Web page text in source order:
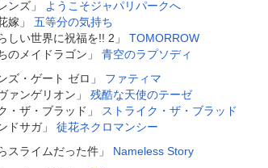
ンズ」
ようこそジャパリパークへ
嫁」 五等分の気持ち
しい世界に祝福を!! 2」 TOMORROW
のメイドラゴン」 青空のラプソディ
ズ・ゲート ゼロ」 ファティマ
ァンゲリオン」 残酷な天使のテーゼ
・ザ・ブラッド」
ストライク・ザ・ブラッド
ドサガ」 徒花ネクロマンシー
スライムだった件」 Nameless Story